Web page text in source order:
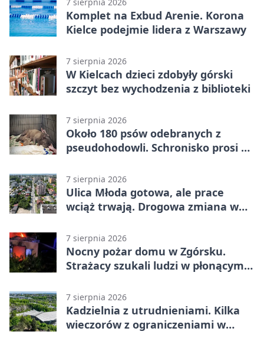
Komplet na Exbud Arenie. Korona
Kielce podejmie lidera z Warszawy
7 sierpnia 2026
W Kielcach dzieci zdobyły górski
szczyt bez wychodzenia z biblioteki
7 sierpnia 2026
Około 180 psów odebranych z
pseudohodowli. Schronisko prosi o
7 sierpnia 2026
Ulica Młoda gotowa, ale prace
wciąż trwają. Drogowa zmiana w
7 sierpnia 2026
Nocny pożar domu w Zgórsku.
Strażacy szukali ludzi w płonącym
7 sierpnia 2026
Kadzielnia z utrudnieniami. Kilka
wieczorów z ograniczeniami w